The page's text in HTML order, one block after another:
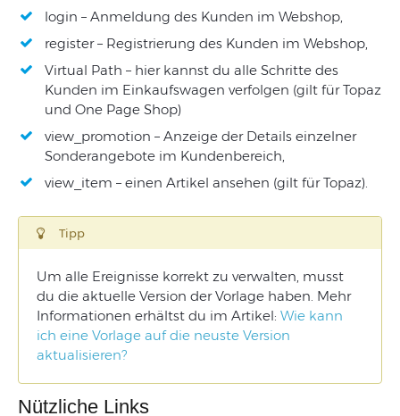
login – Anmeldung des Kunden im Webshop,
register – Registrierung des Kunden im Webshop,
Virtual Path – hier kannst du alle Schritte des
Kunden im Einkaufswagen verfolgen (gilt für Topaz
und One Page Shop)
view_promotion – Anzeige der Details einzelner
Sonderangebote im Kundenbereich,
view_item – einen Artikel ansehen (gilt für Topaz).
Tipp
Um alle Ereignisse korrekt zu verwalten, musst
du die aktuelle Version der Vorlage haben. Mehr
Informationen erhältst du im Artikel: Wie kann
ich eine Vorlage auf die neuste Version
aktualisieren?
Nützliche Links